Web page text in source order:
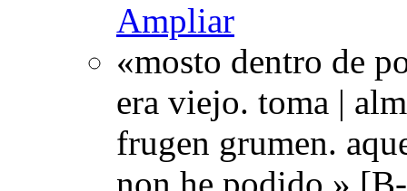
Ampliar
«mosto dentro de
era viejo. toma |
frugen grumen.
non he podido »